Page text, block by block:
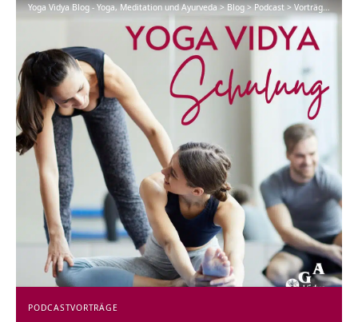
Yoga Vidya Blog - Yoga, Meditation und Ayurveda>Blog>Podcast>Vorträge >
PODCASTVORTRÄGE